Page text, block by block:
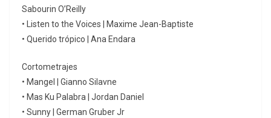
Sabourin O’Reilly
• Listen to the Voices | Maxime Jean-Baptiste
• Querido trópico | Ana Endara
Cortometrajes
• Mangel | Gianno Silavne
• Mas Ku Palabra | Jordan Daniel
• Sunny | German Gruber Jr